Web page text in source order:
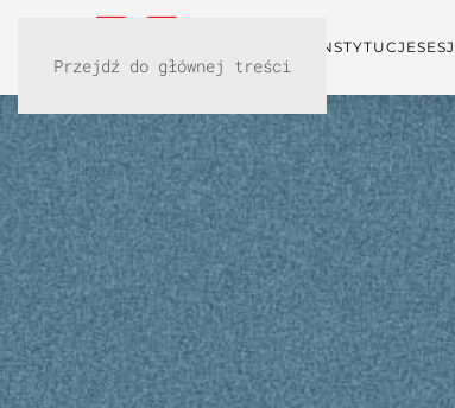
Przejdź do głównej treści
INSTYTUCJE